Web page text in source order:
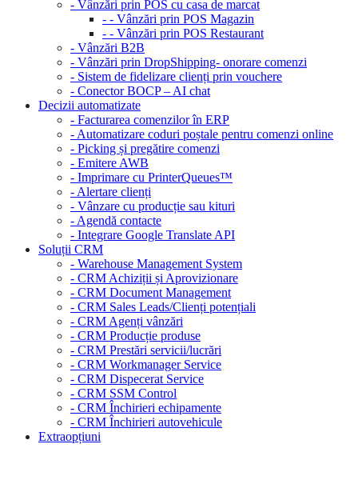
- Vânzări prin POS cu casa de marcat
- - Vânzări prin POS Magazin
- - Vânzări prin POS Restaurant
- Vânzări B2B
- Vânzări prin DropShipping- onorare comenzi
- Sistem de fidelizare clienți prin vouchere
- Conector BOCP – AI chat
Decizii automatizate
- Facturarea comenzilor în ERP
- Automatizare coduri poștale pentru comenzi online
- Picking și pregătire comenzi
- Emitere AWB
- Imprimare cu PrinterQueues™
- Alertare clienți
- Vânzare cu producție sau kituri
- Agendă contacte
- Integrare Google Translate API
Soluții CRM
- Warehouse Management System
- CRM Achiziții și Aprovizionare
- CRM Document Management
- CRM Sales Leads/Clienți potențiali
- CRM Agenți vânzări
- CRM Producție produse
- CRM Prestări servicii/lucrări
- CRM Workmanager Service
- CRM Dispecerat Service
- CRM SSM Control
- CRM Închirieri echipamente
- CRM Închirieri autovehicule
Extraopțiuni